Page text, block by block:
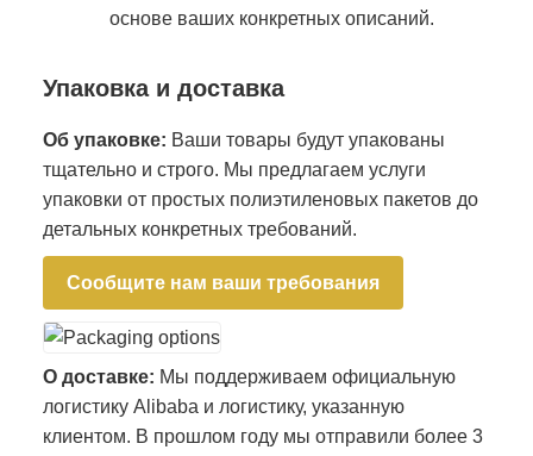
основе ваших конкретных описаний.
Упаковка и доставка
Об упаковке: Ваши товары будут упакованы
тщательно и строго. Мы предлагаем услуги
упаковки от простых полиэтиленовых пакетов до
детальных конкретных требований.
Сообщите нам ваши требования
О доставке: Мы поддерживаем официальную
логистику Alibaba и логистику, указанную
клиентом. В прошлом году мы отправили более 3